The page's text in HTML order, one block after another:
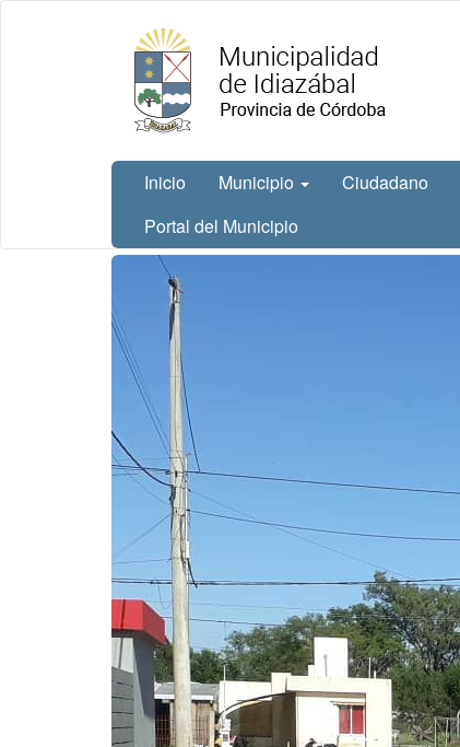
Municipalidad
de Idiazábal
Inicio Municipio Ciudadano
Portal del Municipio
Contenido
principal